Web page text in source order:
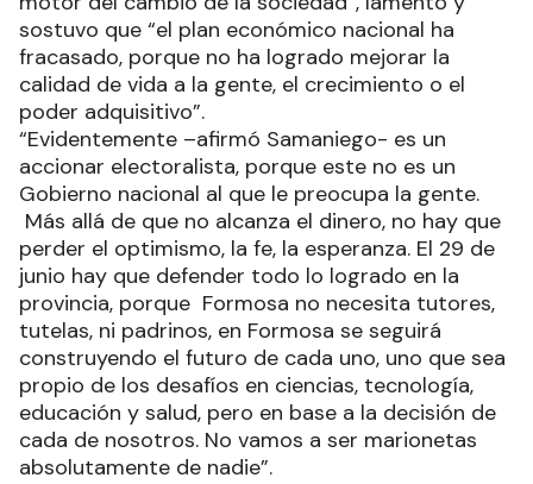
sostuvo que “el plan económico nacional ha
fracasado, porque no ha logrado mejorar la
calidad de vida a la gente, el crecimiento o el
poder adquisitivo”.
“Evidentemente –afirmó Samaniego- es un
accionar electoralista, porque este no es un
Gobierno nacional al que le preocupa la gente.
Más allá de que no alcanza el dinero, no hay que
perder el optimismo, la fe, la esperanza. El 29 de
junio hay que defender todo lo logrado en la
provincia, porque Formosa no necesita tutores,
tutelas, ni padrinos, en Formosa se seguirá
construyendo el futuro de cada uno, uno que sea
propio de los desafíos en ciencias, tecnología,
educación y salud, pero en base a la decisión de
cada de nosotros. No vamos a ser marionetas
absolutamente de nadie”.